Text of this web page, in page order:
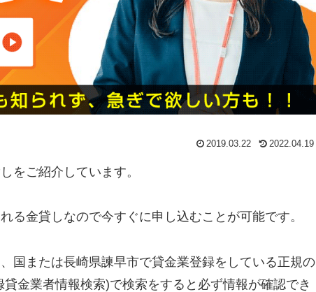
2019.03.22 2022.04.19
をご紹介しています。
る金貸しなので今すぐに申し込むことが可能です。
国または長崎県諫早市で貸金業登録をしている正規の
金業者情報検索)で検索をすると必ず情報が確認でき